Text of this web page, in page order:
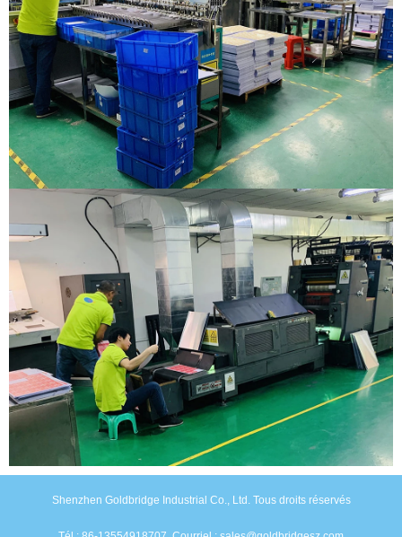
Shenzhen Goldbridge Industrial Co., Ltd. Tous droits réservés